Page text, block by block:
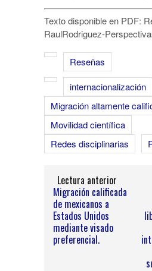
Texto disponible en PDF:
RaulRodriguez-
Reseñas
internacionalización
Migración altamente
Movilidad científica
Redes disciplinarias
Lectura anterior
Migración calificada
de mexicanos a
Estados Unidos
mediante visado
preferencial.